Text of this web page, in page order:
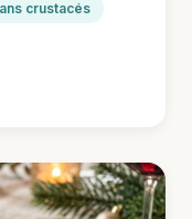
crustacés